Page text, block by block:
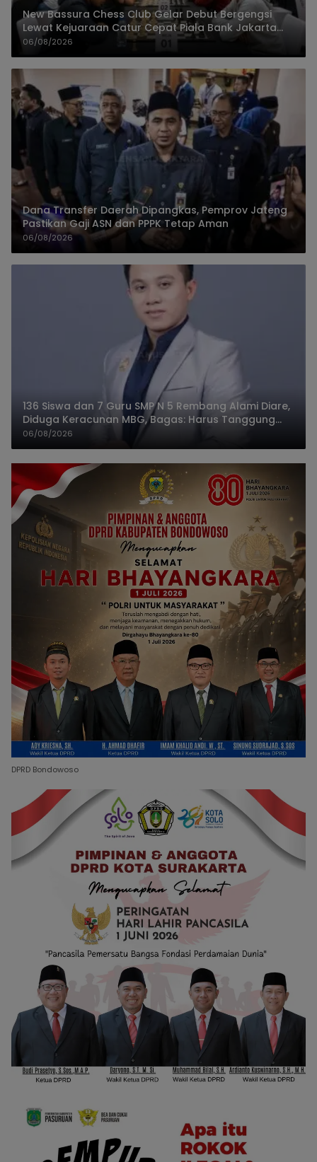
New Bassura Chess Club Gelar Debut Bergengsi
Lewat Kejuaraan Catur Cepat Piala Bank Jakarta
2026
06/08/2026
Dana Transfer Daerah Dipangkas, Pemprov Jateng
Pastikan Gaji ASN dan PPPK Tetap Aman
06/08/2026
136 Siswa dan 7 Guru SMP N 5 Rembang Alami Diare,
Diduga Keracunan MBG, Bagas: Harus Tanggung
Jawab
06/08/2026
DPRD Bondowoso